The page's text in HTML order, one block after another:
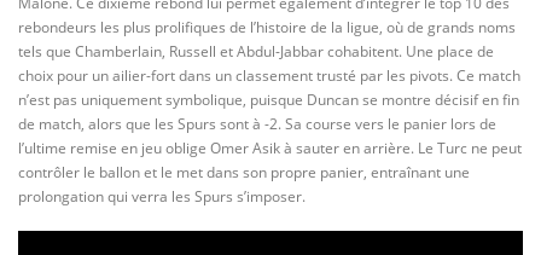
rebondeurs les plus prolifiques de l’histoire de la ligue, où de grands noms
tels que Chamberlain, Russell et Abdul-Jabbar cohabitent. Une place de
choix pour un ailier-fort dans un classement trusté par les pivots. Ce match
n’est pas uniquement symbolique, puisque Duncan se montre décisif en fin
de match, alors que les Spurs sont à -2. Sa course vers le panier lors de
l’ultime remise en jeu oblige Omer Asik à sauter en arrière. Le Turc ne peut
contrôler le ballon et le met dans son propre panier, entraînant une
prolongation qui verra les Spurs s’imposer.